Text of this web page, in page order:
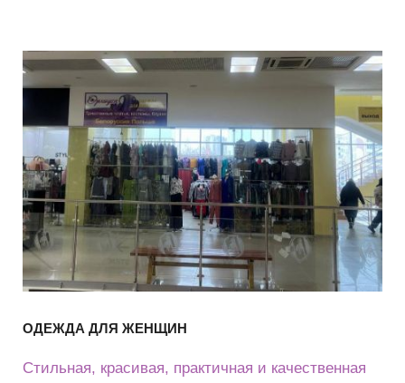
ОДЕЖДА ДЛЯ ЖЕНЩИН
Стильная, красивая, практичная и качественная